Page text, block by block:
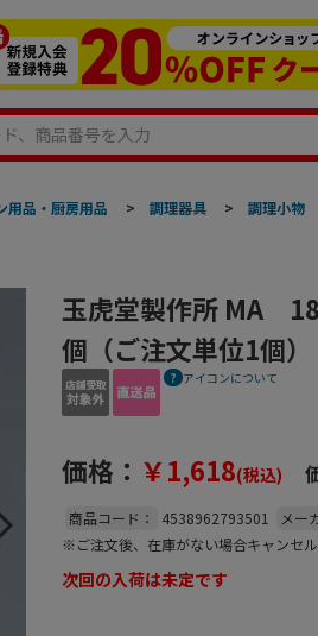
用品・厨房用品 > 調理器具 > 調理小物
玉虎堂製作所 MA
個（ご注文単位1個）
アイコンについて
価格： ￥1,618(税込)
商品コード： 4538962793501 メー
※ご注文後、在庫がない場合キャンセ
次回の入荷は未定です